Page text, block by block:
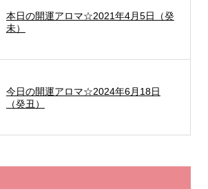
本日の開運アロマ☆2021年4月5日（癸
未）
今日の開運アロマ☆2024年6月18日
（癸丑）